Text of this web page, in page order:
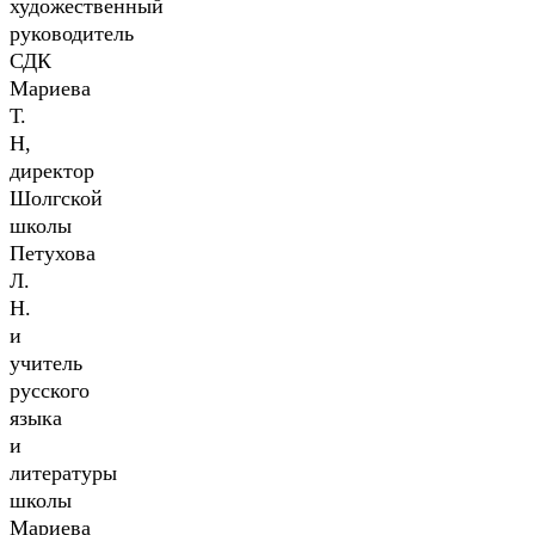
художественный
руководитель
СДК
Мариева
Т.
Н,
директор
Шолгской
школы
Петухова
Л.
Н.
и
учитель
русского
языка
и
литературы
школы
Мариева